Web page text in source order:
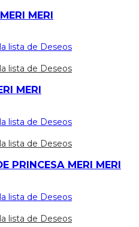
MERI
lista de Deseos
lista de Deseos
MERI
lista de Deseos
lista de Deseos
PRINCESA MERI MERI
lista de Deseos
lista de Deseos